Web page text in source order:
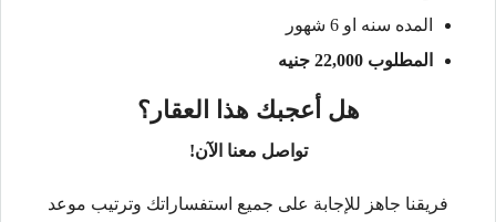
المده سنه او 6 شهور
المطلوب 22,000 جنيه
هل أعجبك هذا العقار؟
تواصل معنا الآن!
فريقنا جاهز للإجابة على جميع استفساراتك وترتيب موعد